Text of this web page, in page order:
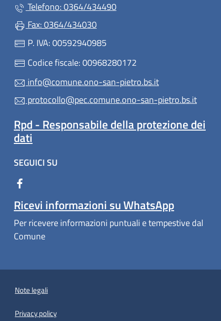
Telefono: 0364/434490
Fax: 0364/434030
P. IVA: 00592940985
Codice fiscale: 00968280172
info@comune.ono-san-pietro.bs.it
protocollo@pec.comune.ono-san-pietro.bs.it
Rpd - Responsabile della protezione dei
dati
SEGUICI SU
Ricevi informazioni su WhatsApp
Per ricevere informazioni puntuali e tempestive dal
Comune
Note legali
Privacy policy